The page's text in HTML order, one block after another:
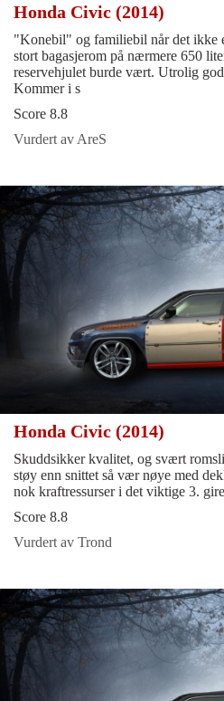
Honda Civic (2014)
"Konebil" og familiebil når det ikke
stort bagasjerom på nærmere 650
reservehjulet burde vært. Utrolig
Kommer i s
Score 8.8
Vurdert av AreS
Honda Civic (2014)
Skuddsikker kvalitet, og svært
støy enn snittet så vær nøye med
nok kraftressurser i det viktige 3.
Score 8.8
Vurdert av Trond